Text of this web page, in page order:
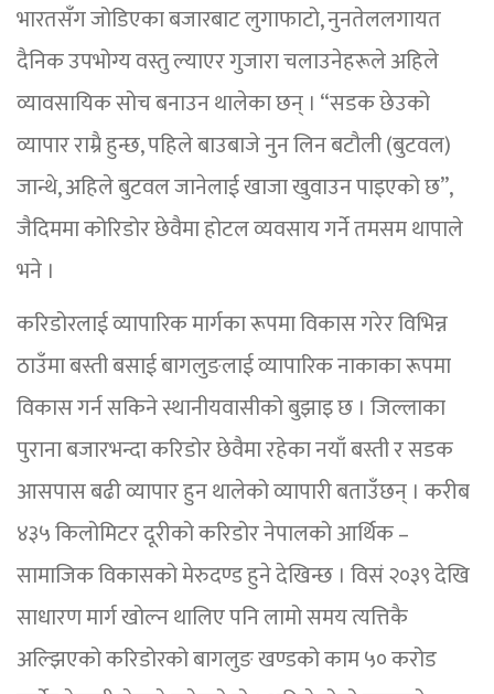
भारतसँग जोडिएका बजारबाट लुगाफाटो, नुनतेललगायत
दैनिक उपभोग्य वस्तु ल्याएर गुजारा चलाउनेहरूले अहिले
व्यावसायिक सोच बनाउन थालेका छन् । “सडक छेउको
व्यापार राम्रै हुन्छ, पहिले बाउबाजे नुन लिन बटौली (बुटवल)
जान्थे, अहिले बुटवल जानेलाई खाजा खुवाउन पाइएको छ”,
जैदिममा कोरिडोर छेवैमा होटल व्यवसाय गर्ने तमसम थापाले
भने ।
करिडोरलाई व्यापारिक मार्गका रूपमा विकास गरेर विभिन्न
ठाउँमा बस्ती बसाई बागलुङलाई व्यापारिक नाकाका रूपमा
विकास गर्न सकिने स्थानीयवासीको बुझाइ छ । जिल्लाका
पुराना बजारभन्दा करिडोर छेवैमा रहेका नयाँ बस्ती र सडक
आसपास बढी व्यापार हुन थालेको व्यापारी बताउँछन् । करीब
४३५ किलोमिटर दूरीको करिडोर नेपालको आर्थिक –
सामाजिक विकासको मेरुदण्ड हुने देखिन्छ । विसं २०३९ देखि
साधारण मार्ग खोल्न थालिए पनि लामो समय त्यत्तिकै
अल्झिएको करिडोरको बागलुङ खण्डको काम ५० करोड